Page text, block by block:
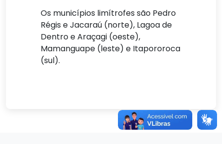
Os municípios limítrofes são Pedro
Régis e Jacaraú (norte), Lagoa de
Dentro e Araçagi (oeste),
Mamanguape (leste) e Itapororoca
(sul).